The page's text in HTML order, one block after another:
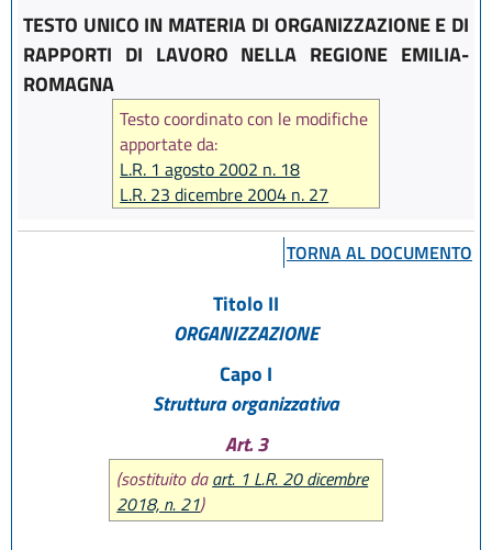
TESTO UNICO IN MATERIA DI ORGANIZZAZIONE E DI
RAPPORTI DI LAVORO NELLA REGIONE EMILIA-
ROMAGNA
Testo coordinato con le modifiche
apportate da:
L.R. 1 agosto 2002 n. 18
L.R. 23 dicembre 2004 n. 27
L.R. 6 giugno 2006 n. 7
L.R. 28 luglio 2006 n. 13
L.R. 29 dicembre 2006 n. 20
L.R. 26 luglio 2007 n. 13
L.R. 29 ottobre 2008 n. 17
L.R. 12 febbraio 2010 n. 4
L.R. 22 dicembre 2011 n. 21
L.R. 21 dicembre 2012 n. 19
L.R. 20 dicembre 2013 n. 26
L.R. 18 luglio 2014 n. 17
L.R. 18 novembre 2014 n. 24
L.R. 12 marzo 2015 n. 1
TORNA AL DOCUMENTO
Titolo II
ORGANIZZAZIONE
Capo I
Struttura organizzativa
Art. 3
(sostituito daart. 1 L.R. 20 dicembre
2018, n. 21)